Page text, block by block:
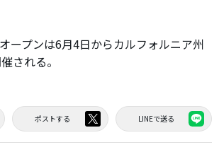
ープンは6月4日からカルフォルニア州
される。
ポストする LINEで送る